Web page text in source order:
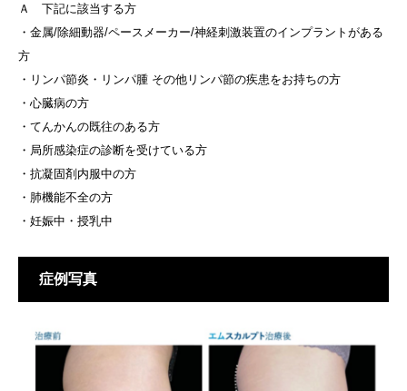
Ａ 下記に該当する方
・金属/除細動器/ペースメーカー/神経刺激装置のインプラントがある
方
・リンパ節炎・リンパ腫 その他リンパ節の疾患をお持ちの方
・心臓病の方
・てんかんの既往のある方
・局所感染症の診断を受けている方
・抗凝固剤内服中の方
・肺機能不全の方
・妊娠中・授乳中
症例写真